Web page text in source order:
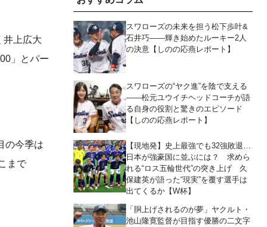
井上広大
」とパー
の今季は
まで
スワローズの未来を担う松下歩叶&
石井巧――輝き始めたルーキー2人
の決意【しのの応燕レポート】
スワローズの“ヤク進”を陰で支える
――松元ユウイチヘッドコーチが語
る自身の役割と驚きのエピソード
【しのの応燕レポート】
【現地発】史上最強でも32強敗退…
日本が強豪国に並ぶには？ 求めら
れる“ロス五輪世代”の突き上げ 久
保建英が語った“現実”を覆す選手は
出てくるか【W杯】
「胴上げされるのが夢」ヤクルト・
池山隆寛監督が目指す優勝の二文字